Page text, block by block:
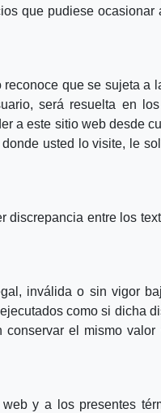
que pudiese ocasionar
que se sujeta a
será resuelta en
a este sitio web desde
usted lo visite, le
entre los
inválida o sin vigor
como si dicha
el mismo
y a los presentes